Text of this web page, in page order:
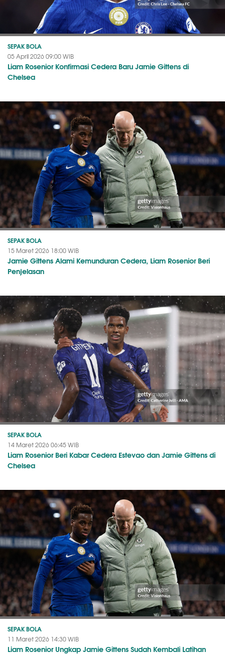
SEPAK BOLA
05 April 2026 09:00 WIB
Liam Rosenior Konfirmasi Cedera Baru Jamie Gittens di
Chelsea
SEPAK BOLA
15 Maret 2026 18:00 WIB
Jamie Gittens Alami Kemunduran Cedera, Liam Rosenior Beri
Penjelasan
SEPAK BOLA
14 Maret 2026 06:45 WIB
Liam Rosenior Beri Kabar Cedera Estevao dan Jamie Gittens di
Chelsea
SEPAK BOLA
11 Maret 2026 14:30 WIB
Liam Rosenior Ungkap Jamie Gittens Sudah Kembali Latihan